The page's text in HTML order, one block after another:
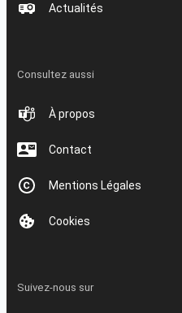
Actualités
Consultez aussi
À propos
Contact
Mentions Légales
Cookies
Suivez-nous sur